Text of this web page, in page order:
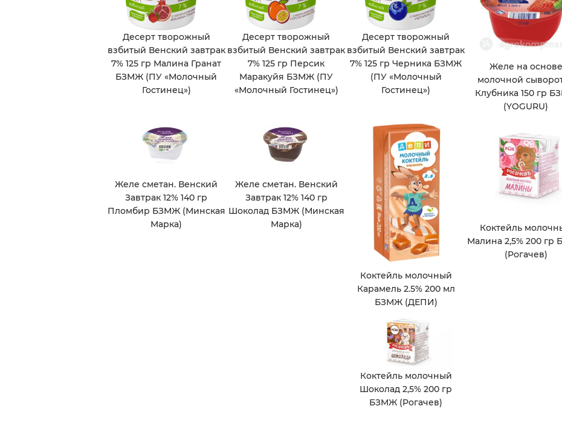
Десерт творожный
взбитый Венский завтрак
7% 125 гр Малина Гранат
БЗМЖ (ПУ «Молочный
Гостинец»)
Десерт творожный
взбитый Венский завтрак
7% 125 гр Персик
Маракуйя БЗМЖ (ПУ
«Молочный Гостинец»)
Десерт творожный
взбитый Венский завтрак
7% 125 гр Черника БЗМЖ
(ПУ «Молочный
Гостинец»)
Желе на основе
молочной
Клубника 150 гр
(YOGURU)
Желе сметан. Венский
Завтрак 12% 140 гр
Пломбир БЗМЖ (Минская
Марка)
Желе сметан. Венский
Завтрак 12% 140 гр
Шоколад БЗМЖ (Минская
Марка)
Коктейль молочный
Карамель 2.5% 200 мл
БЗМЖ (ДЕПИ)
Коктейль
Малина 2,5% 200 гр
(Рогачев)
Коктейль молочный
Шоколад 2,5% 200 гр
БЗМЖ (Рогачев)